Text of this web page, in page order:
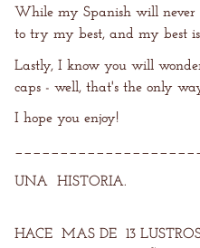
While my Spanish will
to try my best, and my best
Lastly, I know you will
caps - well, that's the only
I hope you enjoy!
UNA HISTORIA.
HACE MAS DE 13